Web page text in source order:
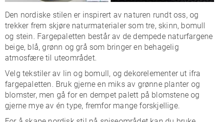
Den nordiske stilen er inspirert av naturen rundt oss, og
trekker frem skjøre naturmaterialer som tre, skinn, bomull
og stein. Fargepaletten består av de dempede naturfargene
beige, blå, grønn og grå som bringer en behagelig
atmosfære til uteområdet.
Velg tekstiler av lin og bomull, og dekorelementer ut ifra
fargepaletten. Bruk gjerne en miks av grønne planter og
blomster, men gå for en dempet palett på blomstene og
gjerne mye av én type, fremfor mange forskjellige.